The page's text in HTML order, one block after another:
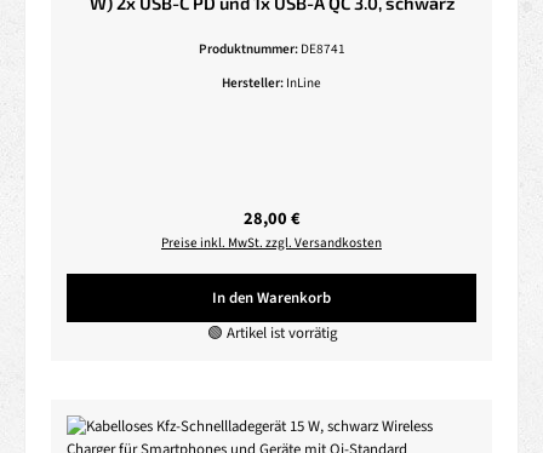
Produktnummer: DE8741
Hersteller: InLine
Regulärer Preis:
28,00 €
Preise inkl. MwSt. zzgl. Versandkosten
In den Warenkorb
🟢 Artikel ist vorrätig